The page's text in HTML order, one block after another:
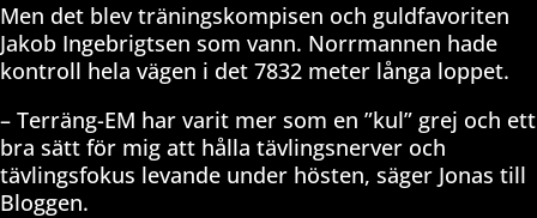
Men det blev träningskompisen och guldfavoriten
Jakob Ingebrigtsen som vann. Norrmannen hade
kontroll hela vägen i det 7832 meter långa loppet.
– Terräng-EM har varit mer som en ”kul” grej och ett
bra sätt för mig att hålla tävlingsnerver och
tävlingsfokus levande under hösten, säger Jonas till
Bloggen.